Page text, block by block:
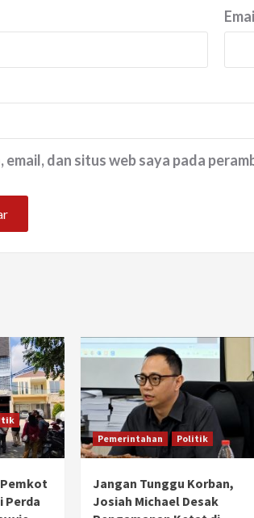
email, dan situs web saya pada
Pemkot
Perda
Pemerintahan Politik
Jangan Tunggu Korban,
Josiah Michael Desak